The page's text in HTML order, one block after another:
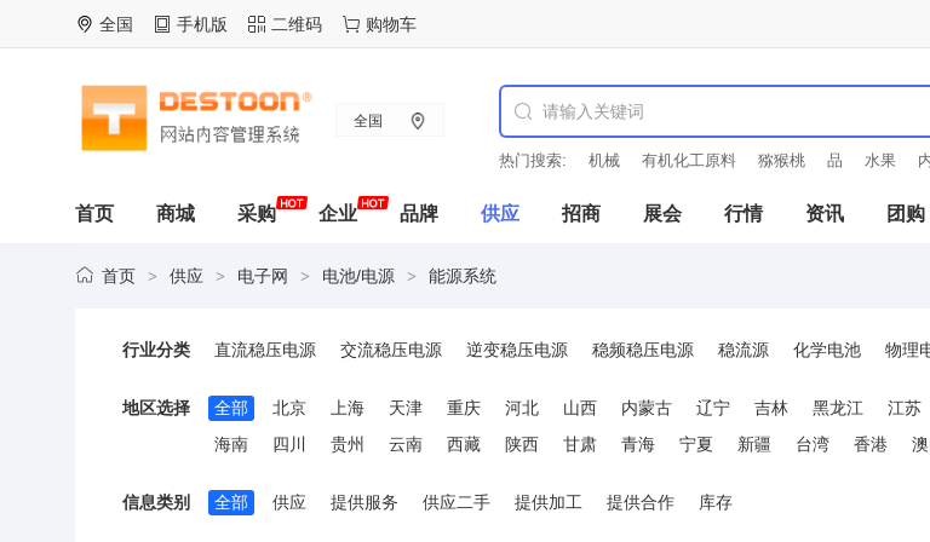
全国 手机版 二维码 购物车
全国
热门搜索: 机械 有机化工原料 猕猴桃 品 水果
首页 商城 采购 企业 品牌 供应 招商 展会 行情 资讯 团购
首页 > 供应 > 电子网 > 电池/电源 > 能源系统
行业分类 直流稳压电源 交流稳压电源 逆变稳压电源 稳频稳压电源 稳流源 化学电池 物理
地区选择 全部 北京 上海 天津 重庆 河北 山西 内蒙古 辽宁 吉林 黑龙江 江苏
海南
四川 贵州 云南 西藏 陕西 甘肃 青海 宁夏 新疆 台湾 香港
信息类别 全部 供应 提供服务 供应二手 提供加工 提供合作 库存